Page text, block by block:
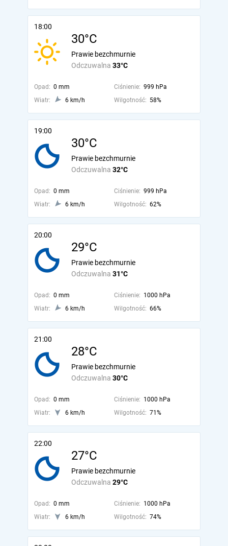
18:00
30°C
Odczuwalna 33°C
Prawie bezchmurnie
Opad: 0 mm Ciśnienie: 999 hPa
Wiatr:
6 km/h Wilgotność: 58%
19:00
30°C
Odczuwalna 32°C
Prawie bezchmurnie
Opad: 0 mm Ciśnienie: 999 hPa
Wiatr:
6 km/h Wilgotność: 62%
20:00
29°C
Odczuwalna 31°C
Prawie bezchmurnie
Opad: 0 mm Ciśnienie: 1000 hPa
Wiatr:
6 km/h Wilgotność: 66%
21:00
28°C
Odczuwalna 30°C
Prawie bezchmurnie
Opad: 0 mm Ciśnienie: 1000 hPa
Wiatr:
6 km/h Wilgotność: 71%
22:00
27°C
Odczuwalna 29°C
Prawie bezchmurnie
Opad: 0 mm Ciśnienie: 1000 hPa
Wiatr:
6 km/h Wilgotność: 74%